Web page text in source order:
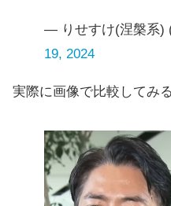
— りせすけ(涅槃系)
19, 2024
実際に画像で比較してみ